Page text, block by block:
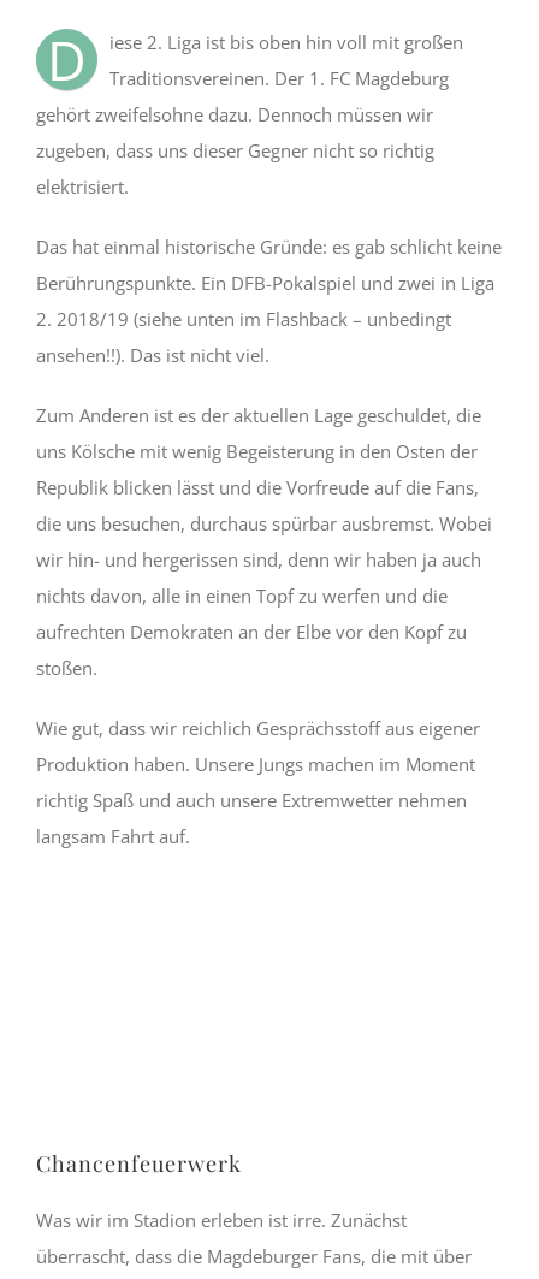
D
iese 2. Liga ist bis oben hin voll mit großen
Traditionsvereinen. Der 1. FC Magdeburg
gehört zweifelsohne dazu. Dennoch müssen wir
zugeben, dass uns dieser Gegner nicht so richtig
elektrisiert.
Das hat einmal historische Gründe: es gab schlicht keine
Berührungspunkte. Ein DFB-Pokalspiel und zwei in Liga
2. 2018/19 (siehe unten im Flashback – unbedingt
ansehen!!). Das ist nicht viel.
Zum Anderen ist es der aktuellen Lage geschuldet, die
uns Kölsche mit wenig Begeisterung in den Osten der
Republik blicken lässt und die Vorfreude auf die Fans,
die uns besuchen, durchaus spürbar ausbremst. Wobei
wir hin- und hergerissen sind, denn wir haben ja auch
nichts davon, alle in einen Topf zu werfen und die
aufrechten Demokraten an der Elbe vor den Kopf zu
stoßen.
Wie gut, dass wir reichlich Gesprächsstoff aus eigener
Produktion haben. Unsere Jungs machen im Moment
richtig Spaß und auch unsere Extremwetter nehmen
langsam Fahrt auf.
Chancenfeuerwerk
Was wir im Stadion erleben ist irre. Zunächst
überrascht, dass die Magdeburger Fans, die mit über